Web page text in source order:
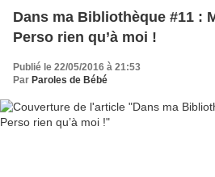
Dans ma Bibliothèque #11 :
Perso rien qu’à moi !
Publié le 22/05/2016 à 21:53
Par Paroles de Bébé